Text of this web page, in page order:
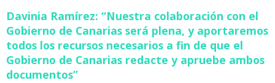
Davinia Ramírez: “Nuestra colaboración con el
Gobierno de Canarias será plena, y aportaremos
todos los recursos necesarios a fin de que el
Gobierno de Canarias redacte y apruebe ambos
documentos”